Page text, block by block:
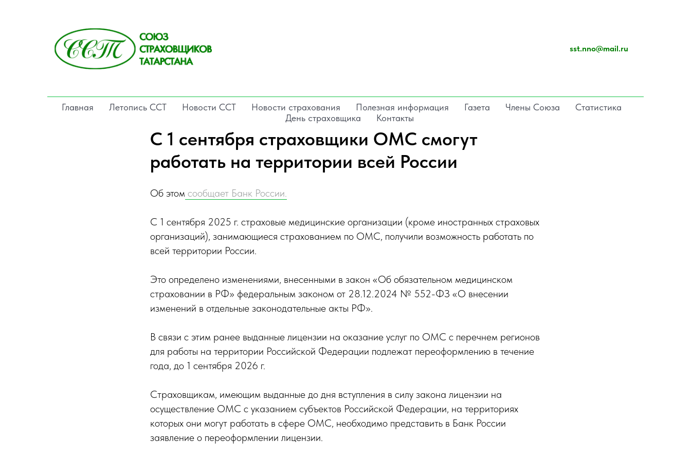
sst.nno@mail.ru
Главная Летопись ССТ Новости ССТ Новости страхования Полезная информация Газета Члены Союза
Статистика
День страховщика
Контакты
С 1 сентября страховщики ОМС смогут
работать на территории всей России
Об этом сообщает Банк России.
С 1 сентября 2025 г. страховые медицинские организации (кроме иностранных страховых
организаций), занимающиеся страхованием по ОМС, получили возможность работать по
всей территории России.
Это определено изменениями, внесенными в закон «Об обязательном медицинском
страховании в РФ» федеральным законом от 28.12.2024 № 552-ФЗ «О внесении
изменений в отдельные законодательные акты РФ».
В связи с этим ранее выданные лицензии на оказание услуг по ОМС с перечнем регионов
для работы на территории Российской Федерации подлежат переоформлению в течение
года, до 1 сентября 2026 г.
Страховщикам, имеющим выданные до дня вступления в силу закона лицензии на
осуществление ОМС с указанием субъектов Российской Федерации, на территориях
которых они могут работать в сфере ОМС, необходимо представить в Банк России
заявление о переоформлении лицензии.